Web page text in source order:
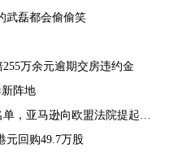
武磊都会偷偷笑
万余元逾期交房违约金
阵地
亚马逊向欧盟法院提起诉讼
元回购49.7万股